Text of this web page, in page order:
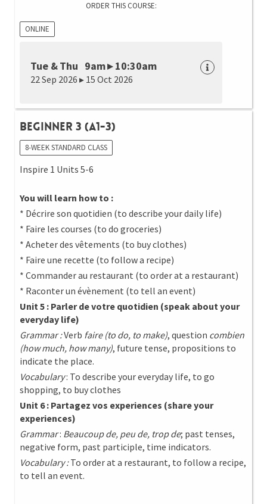
ORDER THIS COURSE:
ONLINE
Tue & Thu 9am ▸ 10:30am
22 Sep 2026 ▸ 15 Oct 2026
Beginner 3 (A1-3)
8-WEEK STANDARD CLASS
Inspire 1 Units 5-6
You will learn how to :
* Décrire son quotidien (to describe your daily life)
* Faire les courses (to do groceries)
* Acheter des vêtements (to buy clothes)
* Faire une recette (to follow a recipe)
* Commander au restaurant (to order at a restaurant)
* Raconter un évènement (to tell an event)
Unit 5 : Parler de votre quotidien (speak about your
everyday life)
Grammar :Verb faire (to do, to make), question combien
(how much, how many), future tense, propositions to
indicate the place.
Vocabulary: To describe your everyday life, to go
shopping, to buy clothes
Unit 6 : Partagez vos experiences (share your
experiences)
Grammar: Beaucoup de, peu de, trop de; past tenses,
negative form, past participle, time indicators.
Vocabulary :To order at a restaurant, to follow a recipe,
to tell an event.